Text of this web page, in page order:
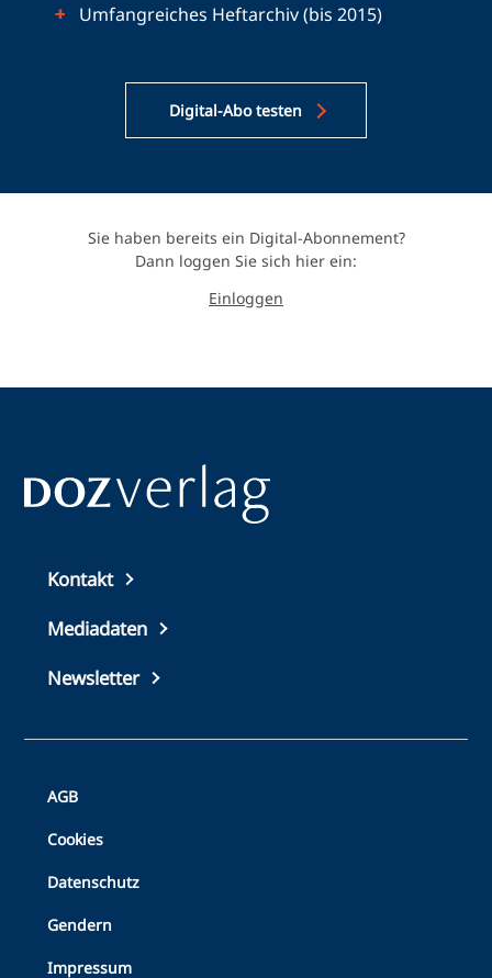
Umfangreiches Heftarchiv (bis 2015)
Digital-Abo testen
Sie haben bereits ein Digital-Abonnement?
Dann loggen Sie sich hier ein:
Einloggen
Top
footer
Kontakt
Mediadaten
Newsletter
Bottom
Footer
AGB
Cookies
Datenschutz
Gendern
Impressum